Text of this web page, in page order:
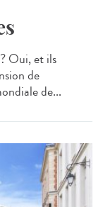
Oui, et ils
de
de...